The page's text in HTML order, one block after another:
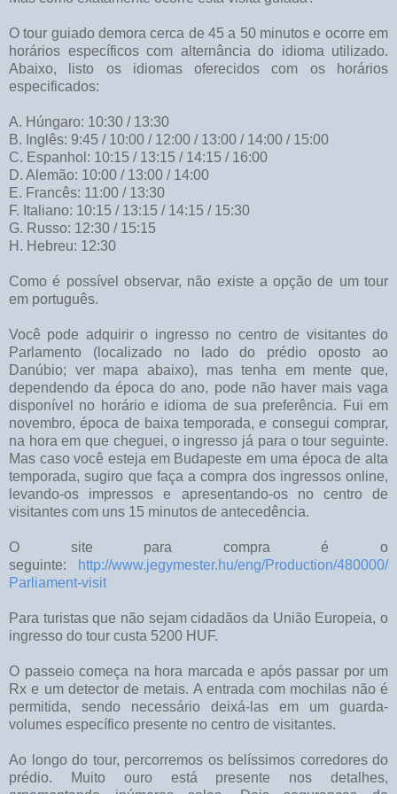
O tour guiado demora cerca de 45 a 50 minutos e ocorre em
horários específicos com alternância do idioma utilizado.
Abaixo, listo os idiomas oferecidos com os horários
especificados:
A. Húngaro: 10:30 / 13:30
B. Inglês: 9:45 / 10:00 / 12:00 / 13:00 / 14:00 / 15:00
C. Espanhol: 10:15 / 13:15 / 14:15 / 16:00
D. Alemão: 10:00 / 13:00 / 14:00
E. Francês: 11:00 / 13:30
F. Italiano: 10:15 / 13:15 / 14:15 / 15:30
G. Russo: 12:30 / 15:15
H. Hebreu: 12:30
Como é possível observar, não existe a opção de um tour
em português.
Você pode adquirir o ingresso no centro de visitantes do
Parlamento (localizado no lado do prédio oposto ao
Danúbio; ver mapa abaixo), mas tenha em mente que,
dependendo da época do ano, pode não haver mais vaga
disponível no horário e idioma de sua preferência. Fui em
novembro, época de baixa temporada, e consegui comprar,
na hora em que cheguei, o ingresso já para o tour seguinte.
Mas caso você esteja em Budapeste em uma época de alta
temporada, sugiro que faça a compra dos ingressos online,
levando-os impressos e apresentando-os no centro de
visitantes com uns 15 minutos de antecedência.
O site para compra é o
seguinte:
http://www.jegymester.hu/eng/Production/480000/
Parliament-visit
Para turistas que não sejam cidadãos da União Europeia, o
ingresso do tour custa 5200 HUF.
O passeio começa na hora marcada e após passar por um
Rx e um detector de metais. A entrada com mochilas não é
permitida, sendo necessário deixá-las em um guarda-
volumes específico presente no centro de visitantes.
Ao longo do tour, percorremos os belíssimos corredores do
prédio. Muito ouro está presente nos detalhes,